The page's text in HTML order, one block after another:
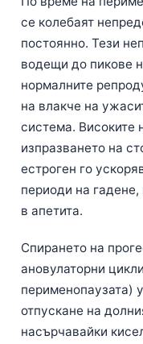
се колебаят
постоянно. Тези
водещи до пикове
нормалните
на влакче на
система. Високите
изпразването на
естроген го
периоди на
в апетита.
Спирането на
ановулаторни
перименопаузата)
отпускане на
насърчавайки